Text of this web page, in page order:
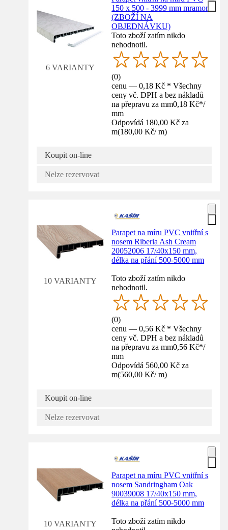
6 VARIANTY
150 x 500 - 3999 mm mramor
(ZBOŽÍ NA
OBJEDNÁVKU)
Toto zboží zatím nikdo
nehodnotil.
(0)
cenu — 0,18 Kč * Všechny
ceny vč. DPH a bez nákladů
na přepravu za mm0,18 Kč*/
mm
Odpovídá 180,00 Kč za
m(180,00 Kč/ m)
Koupit on-line
Nelze rezervovat
10 VARIANTY
Parapet na míru PVC vnitřní s
nosem Riberia Ash Cream
20052006 17/40x150 mm,
délka na přání 500-5000 mm
Toto zboží zatím nikdo
nehodnotil.
(0)
cenu — 0,56 Kč * Všechny
ceny vč. DPH a bez nákladů
na přepravu za mm0,56 Kč*/
mm
Odpovídá 560,00 Kč za
m(560,00 Kč/ m)
Koupit on-line
Nelze rezervovat
10 VARIANTY
Parapet na míru PVC vnitřní s
nosem Sandringham Oak
90039008 17/40x150 mm,
délka na přání 500-5000 mm
Toto zboží zatím nikdo